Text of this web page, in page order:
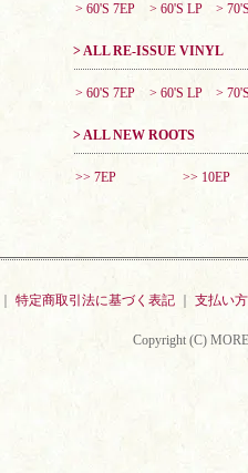
> 60'S 7EP > 60'S LP >
> ALL RE-ISSUE VINYL
> 60'S 7EP > 60'S LP >
> ALL NEW ROOTS
>> 7EP >> 10EP
特定商取引法に基づく表記 支払い
Copyright (C)